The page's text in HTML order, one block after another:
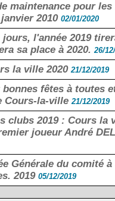
maintenance pour les
2010 02/01/2020
jours, l'année 2019
sa place à 2020. 26/
la ville 2020 21/12/2019
bonnes fêtes à toutes
Cours-la-ville 21/12/2019
clubs 2019 : Cours la
joueur André
Générale du comité
2019 05/12/2019